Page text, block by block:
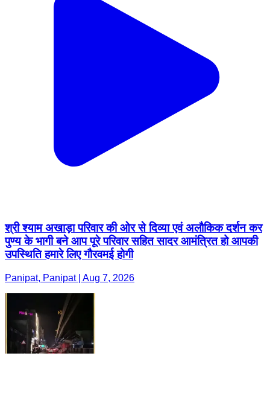
श्री श्याम अखाड़ा परिवार की ओर से दिव्या एवं अलौकिक दर्शन कर
पुण्य के भागी बने आप पूरे परिवार सहित सादर आमंत्रित हो आपकी
उपस्थिति हमारे लिए गौरवमई होगी
Panipat, Panipat | Aug 7, 2026